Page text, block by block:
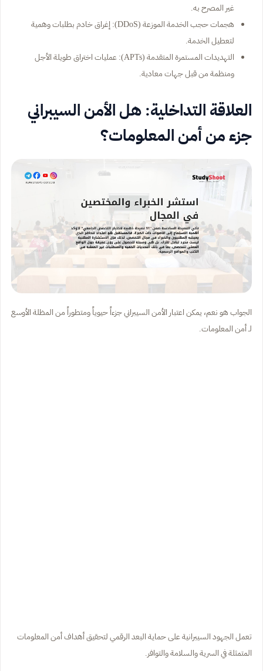
غير المصرح به.
هجمات حجب الخدمة الموزعة (DDoS): إغراق خادم بطلبات وهمية
لتعطيل الخدمة.
التهديدات المستمرة المتقدمة (APTs): عمليات اختراق طويلة الأجل
ومنظمة من قبل جهات معادية.
العلاقة التداخلية: هل الأمن السيبراني
جزء من أمن المعلومات؟
الجواب هو نعم، يمكن اعتبار الأمن السيبراني جزءاً حيوياً ومتطوراً من المظلة الأوسع
لـ أمن المعلومات.
تعمل الجهود السيبرانية على حماية البعد الرقمي لتحقيق أهداف أمن المعلومات
المتمثلة في السرية والسلامة والتوافر.